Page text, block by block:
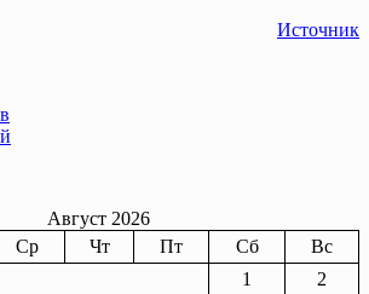
Источник
Август 2026
Ср Чт Пт Сб
Вс
1
2